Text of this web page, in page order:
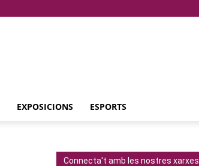
EXPOSICIONS ESPORTS
Connecta't amb les nostres xarxes